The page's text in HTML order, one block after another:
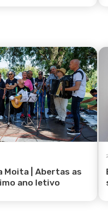
Moita | Abertas as
ano letivo